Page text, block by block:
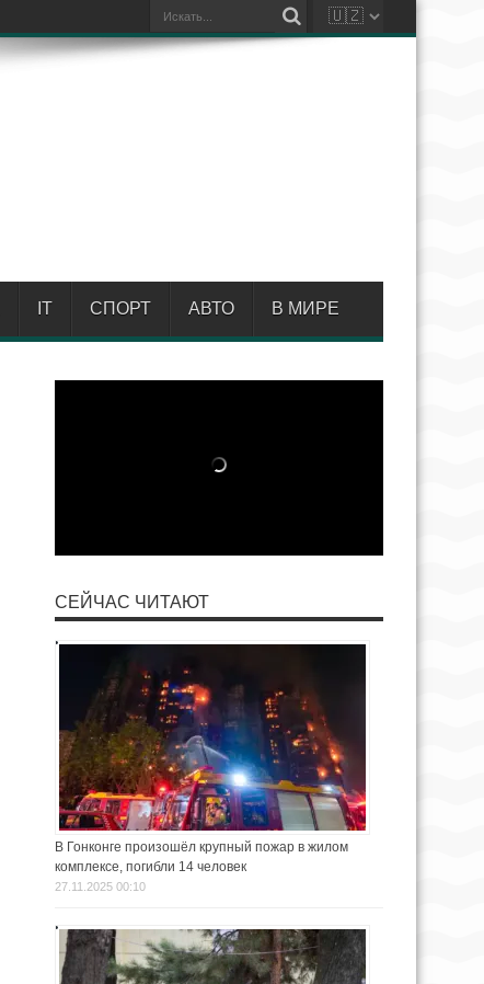
IT СПОРТ АВТО В МИРЕ
СЕЙЧАС ЧИТАЮТ
В Гонконге произошёл крупный пожар в жилом
комплексе, погибли 14 человек
27.11.2025 00:10